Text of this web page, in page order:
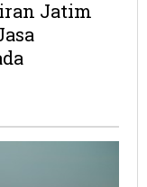
Perairan
Jasa
Jatim